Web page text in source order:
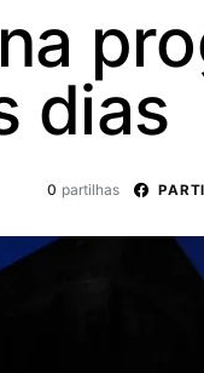
dias
0 partilhas